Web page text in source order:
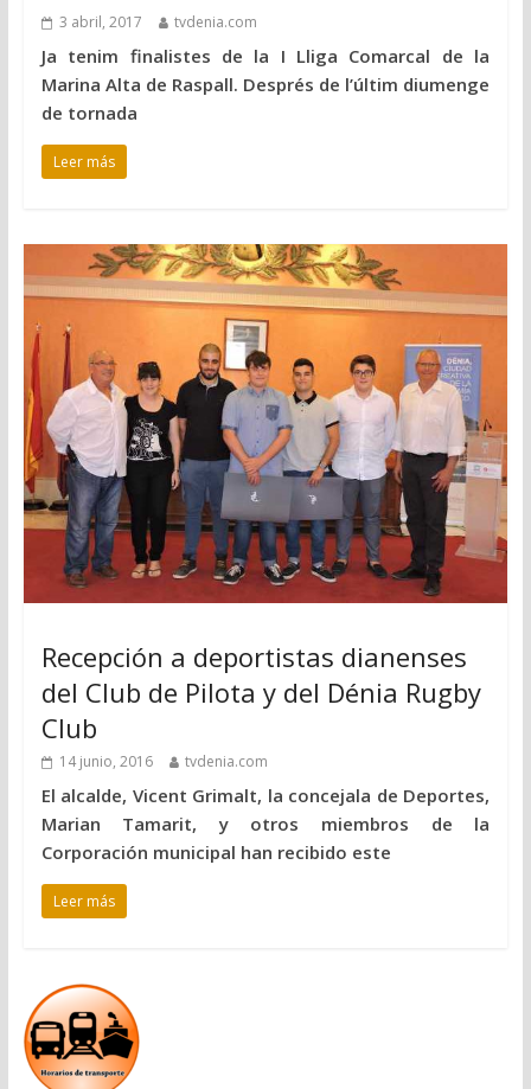
3 abril, 2017 tvdenia.com
Ja tenim finalistes de la I Lliga Comarcal de la
Marina Alta de Raspall. Després de l’últim diumenge
de tornada
Leer más
Recepción a deportistas dianenses
del Club de Pilota y del Dénia Rugby
Club
14 junio, 2016 tvdenia.com
El alcalde, Vicent Grimalt, la concejala de Deportes,
Marian Tamarit, y otros miembros de la
Corporación municipal han recibido este
Leer más